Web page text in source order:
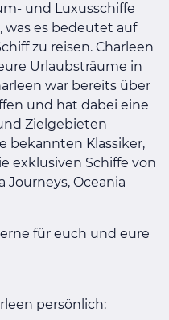
und Luxusschiffe
was es bedeutet auf
zu reisen. Charleen
Urlaubsträume in
war bereits über
und hat dabei eine
Zielgebieten
bekannten Klassiker,
exklusiven Schiffe von
Journeys, Oceania
für euch und eure
persönlich: